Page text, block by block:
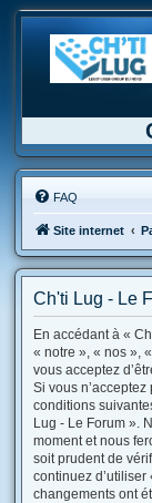
FAQ
Site internet
Ch'ti Lug - Le
En accédant à «
« notre », « nos »,
vous acceptez
Si vous
conditions
Lug - Le Forum ».
moment et nous
soit prudent de
continuez
changements ont